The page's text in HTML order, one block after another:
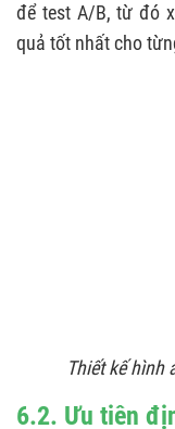
để test A/B, từ đó
quả tốt nhất cho
Thiết kế hình
6.2. Ưu tiên